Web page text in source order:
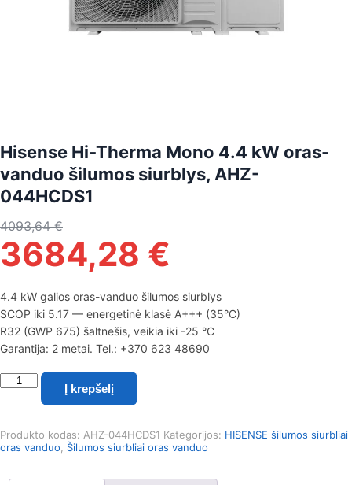
Hisense Hi-Therma Mono 4.4 kW oras-
vanduo šilumos siurblys, AHZ-
044HCDS1
4093,64€
3684,28 €
4.4 kW galios oras-vanduo šilumos siurblys
SCOP iki 5.17 — energetinė klasė A+++ (35°C)
R32 (GWP 675) šaltnešis, veikia iki -25 °C
Garantija: 2 metai. Tel.: +370 623 48690
produkto
Hisense
Therma
Į krepšelį
Produkto kodas: AHZ-044HCDS1 Kategorijos: HISENSE šilumos siurbliai
oras vanduo
Šilumos siurbliai oras vanduo